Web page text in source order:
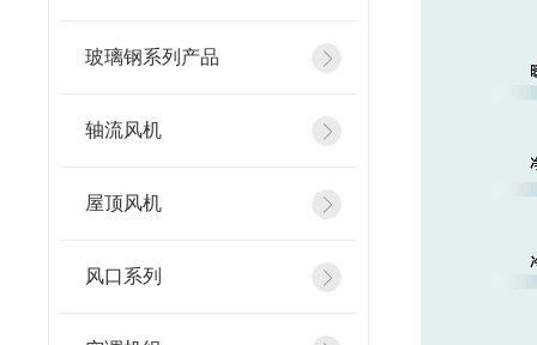
玻璃钢系列产品
轴流风机
屋顶风机
风口系列